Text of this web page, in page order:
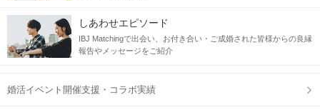
しあわせエピソード
IBJ Matchingで出会い、お付き合い・ご成婚された皆様からの良縁
報告やメッセージをご紹介
婚活イベント開催支援・コラボ実績